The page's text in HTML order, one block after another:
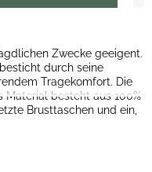
Zwecke geeigent.
durch seine
Tragekomfort. Die
besteht aus 100%
Brusttaschen und ein,